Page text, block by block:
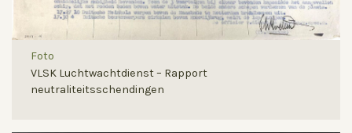
Foto
VLSK Luchtwachtdienst – Rapport
neutraliteitsschendingen